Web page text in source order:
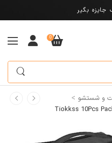
بگیر
0
و شستشو >